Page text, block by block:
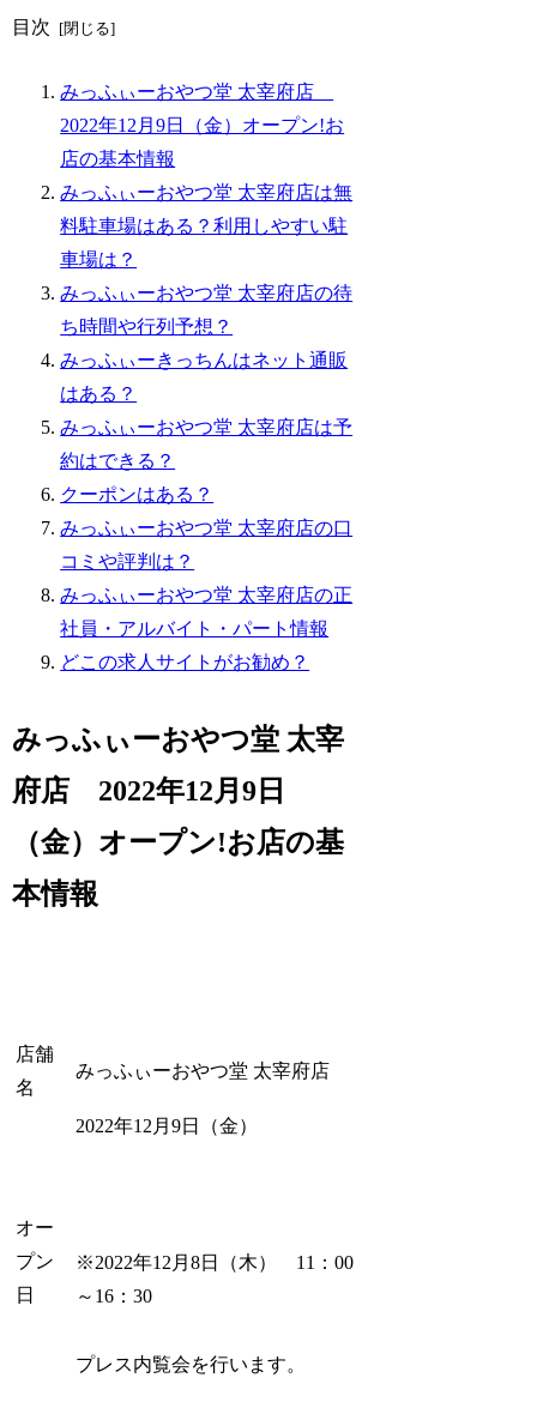
目次
みっふぃーおやつ堂 太宰府店
2022年12月9日（金）オープン!お
店の基本情報
みっふぃーおやつ堂 太宰府店は無
料駐車場はある？利用しやすい駐
車場は？
みっふぃーおやつ堂 太宰府店の待
ち時間や行列予想？
みっふぃーきっちんはネット通販
はある？
みっふぃーおやつ堂 太宰府店は予
約はできる？
クーポンはある？
みっふぃーおやつ堂 太宰府店の口
コミや評判は？
みっふぃーおやつ堂 太宰府店の正
社員・アルバイト・パート情報
どこの求人サイトがお勧め？
みっふぃーおやつ堂 太宰
府店 2022年12月9日
（金）オープン!お店の基
本情報
店舗
名
みっふぃーおやつ堂 太宰府店
オー
プン
日
2022年12月9日（金）
※2022年12月8日（木） 11：00
～16：30
プレス内覧会を行います。